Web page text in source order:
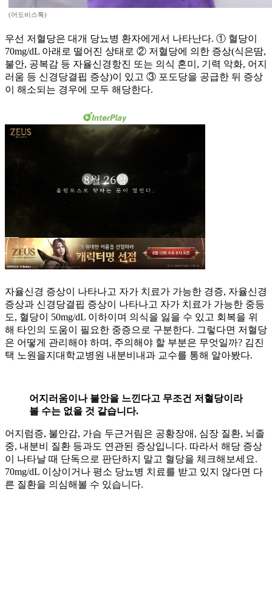
(어도비스톡)
우선 저혈당은 대개 당뇨병 환자에게서 나타난다. ① 혈당이
70mg/dL 아래로 떨어진 상태로 ② 저혈당에 의한 증상(식은땀,
불안, 공복감 등 자율신경항진 또는 의식 혼미, 기력 악화, 어지
러움 등 신경당결핍 증상)이 있고 ③ 포도당을 공급한 뒤 증상
이 해소되는 경우에 모두 해당한다.
자율신경 증상이 나타나고 자가 치료가 가능한 경증, 자율신경
증상과 신경당결핍 증상이 나타나고 자가 치료가 가능한 중등
도, 혈당이 50mg/dL 이하이며 의식을 잃을 수 있고 회복을 위
해 타인의 도움이 필요한 중증으로 구분한다. 그렇다면 저혈당
은 어떻게 관리해야 하며, 주의해야 할 부분은 무엇일까? 김진
택 노원을지대학교병원 내분비내과 교수를 통해 알아봤다.
어지러움이나 불안을 느낀다고 무조건 저혈당이라
볼 수는 없을 것 같습니다.
어지럼증, 불안감, 가슴 두근거림은 공황장애, 심장 질환, 뇌졸
중, 내분비 질환 등과도 연관된 증상입니다. 따라서 해당 증상
이 나타날 때 단독으로 판단하지 말고 혈당을 체크해보세요.
70mg/dL 이상이거나 평소 당뇨병 치료를 받고 있지 않다면 다
른 질환을 의심해볼 수 있습니다.